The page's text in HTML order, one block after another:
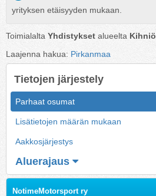
yrityksen etäisyyden mukaan.
Toimialalta Yhdistykset alueelta Kihniö
Laajenna hakua: Pirkanmaa
Tietojen järjestely
Parhaat osumat
Lisätietojen määrän mukaan
Aakkosjärjestys
Aluerajaus
NotimeMotorsport ry